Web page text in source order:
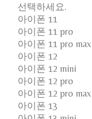
선택하세요.
아이폰 11
아이폰 11 pro
아이폰 11 pro max
아이폰 12
아이폰 12 mini
아이폰 12 pro
아이폰 12 pro max
아이폰 13